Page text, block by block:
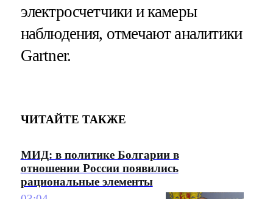
электросчетчики и камеры
наблюдения, отмечают аналитики
Gartner.
ЧИТАЙТЕ ТАКЖЕ
МИД: в политике Болгарии в
отношении России появились
рациональные элементы